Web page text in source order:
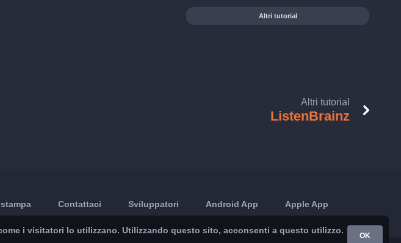
Altri tutorial
Altri tutorial
ListenBrainz
Contattaci Sviluppatori Android App Apple App
i visitatori lo utilizzano. Utilizzando questo sito, acconsenti a questo utilizzo.
OK